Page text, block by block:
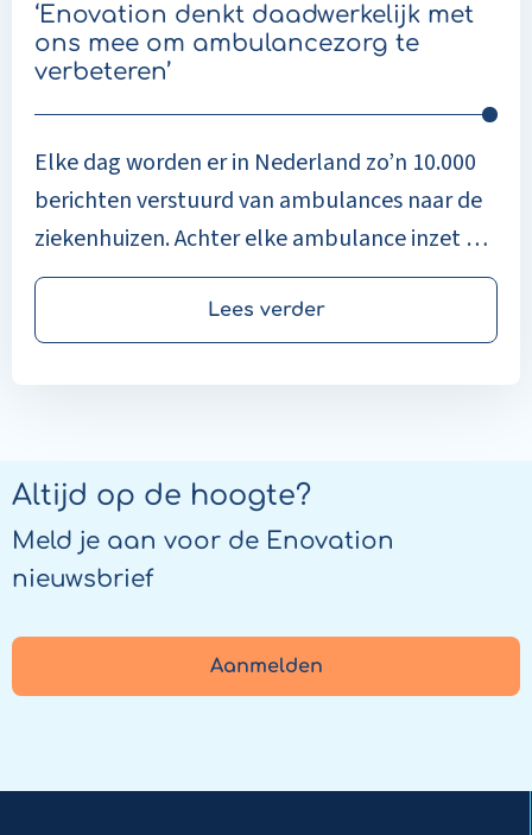
‘Enovation denkt daadwerkelijk met
ons mee om ambulancezorg te
verbeteren’
Elke dag worden er in Nederland zo’n 10.000
berichten verstuurd van ambulances naar de
ziekenhuizen. Achter elke ambulance inzet en
elk bericht gaat een verhaal schuil. Elk bericht
kan van levensbelang zijn voor de patiënt die
in de ambulance ligt. Dat betekent dus dat de
achterliggende ICT-techniek perfect moet
tevredenheid samen met Enovation.
Lees verder
Altijd op de hoogte?
Meld je aan voor de Enovation
nieuwsbrief
Aanmelden